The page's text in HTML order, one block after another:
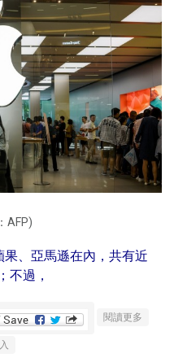
AFP)
、亞馬遜在內，共有近
不過，
閱讀更多